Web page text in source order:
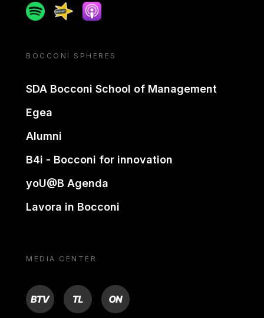
SpotifySpreakerApple podcast
BOCCONI SPHERES
SDA Bocconi School of Management
Egea
Alumni
B4i - Bocconi for innovation
yoU@B Agenda
Lavora in Bocconi
MEDIA CENTER
BTV TL ON